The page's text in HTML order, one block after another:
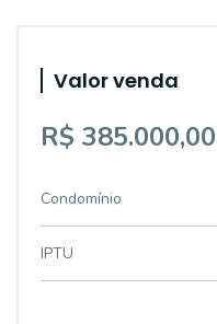
Valor venda
R$ 385.000,00
Condomínio
IPTU